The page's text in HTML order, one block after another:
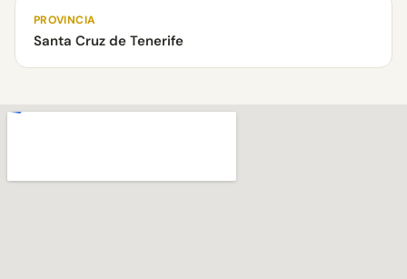
PROVINCIA
Santa Cruz de Tenerife